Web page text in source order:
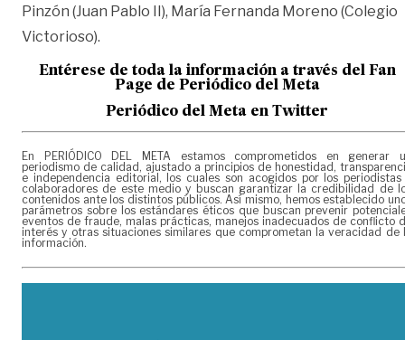
Pinzón (Juan Pablo II), María Fernanda Moreno (Colegio
Victorioso).
Entérese de toda la información a través del Fan
Page de Periódico del Meta
Periódico del Meta en Twitter
En PERIÓDICO DEL META estamos comprometidos en generar
periodismo de calidad, ajustado a principios de honestidad,
e independencia editorial, los cuales son acogidos por los periodistas
colaboradores de este medio y buscan garantizar la credibilidad de
contenidos ante los distintos públicos. Así mismo, hemos establecido
parámetros sobre los estándares éticos que buscan prevenir
eventos de fraude, malas prácticas, manejos inadecuados de conflicto
interés y otras situaciones similares que comprometan la veracidad de
información.